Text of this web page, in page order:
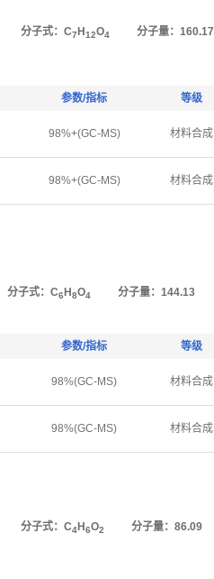
分子式：C7 H 12O4
分子量：160.17
参数/指标 等级
98%+(GC-MS) 材料合成
98%+(GC-MS) 材料合成
分子式：C6 H 8O4
分子量：144.13
参数/指标 等级
98%(GC-MS) 材料合成
98%(GC-MS) 材料合成
分子式：C4H6O2
分子量：86.09